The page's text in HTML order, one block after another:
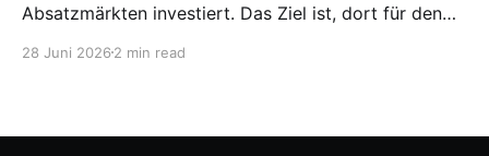
Absatzmärkten investiert. Das Ziel ist, dort für den
entwickeln. Diese Strategie ist von Toyota bekannt,
28 Juni 2026 2 min read